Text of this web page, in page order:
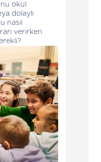
okul
dolaylı
nasıl
verirken